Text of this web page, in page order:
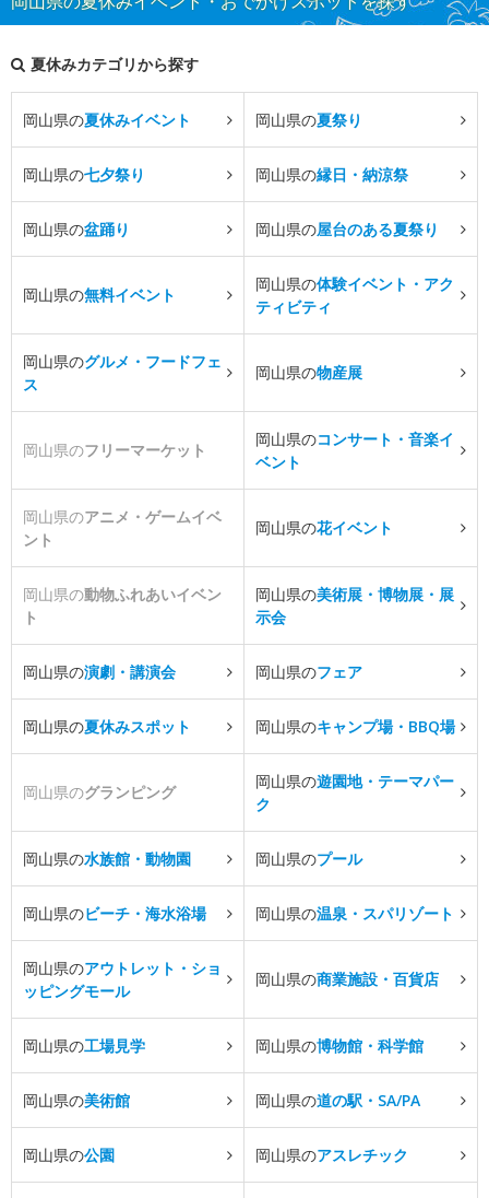
夏休みカテゴリから探す
岡山県の夏休みイベント 岡山県の夏祭り
岡山県の七夕祭り 岡山県の縁日・納涼祭
岡山県の盆踊り 岡山県の屋台のある夏祭り
岡山県の無料イベント
岡山県の体験イベント・アク
ティビティ
岡山県のグルメ・フードフェ
ス
岡山県の物産展
岡山県のフリーマーケット
岡山県のコンサート・音楽イ
ベント
岡山県のアニメ・ゲームイベ
ント
岡山県の花イベント
岡山県の動物ふれあいイベン
ト
岡山県の美術展・博物展・展
示会
岡山県の演劇・講演会 岡山県のフェア
岡山県の夏休みスポット 岡山県のキャンプ場・BBQ場
岡山県のグランピング
岡山県の遊園地・テーマパー
ク
岡山県の水族館・動物園 岡山県のプール
岡山県のビーチ・海水浴場 岡山県の温泉・スパリゾート
岡山県のアウトレット・ショ
ッピングモール
岡山県の商業施設・百貨店
岡山県の工場見学 岡山県の博物館・科学館
岡山県の美術館 岡山県の道の駅・SA/PA
岡山県の公園 岡山県のアスレチック